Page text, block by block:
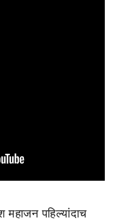
महाजन पहिल्यांदाच